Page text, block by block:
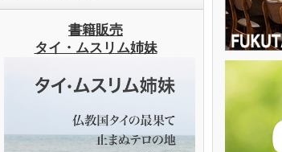
書籍販売
タイ・ムスリム姉妹